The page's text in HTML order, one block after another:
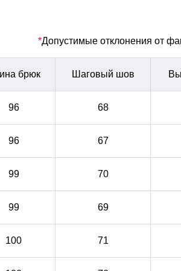
при носке.
Дополнительно пояс
ремня.
*Допустимые отклонения от
брюк Шаговый шов
96 68
96 67
99 70
99 69
100 71